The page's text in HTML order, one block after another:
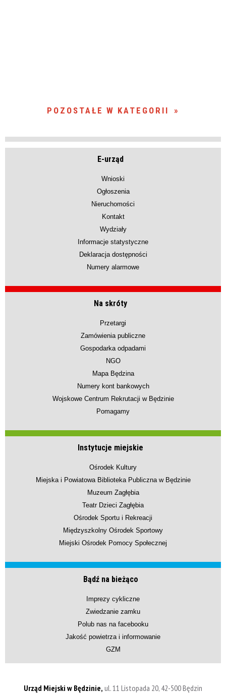
POZOSTAŁE W KATEGORII
E-urząd
Wnioski
Ogłoszenia
Nieruchomości
Kontakt
Wydziały
Informacje statystyczne
Deklaracja dostępności
Numery alarmowe
Na skróty
Przetargi
Zamówienia publiczne
Gospodarka odpadami
NGO
Mapa Będzina
Numery kont bankowych
Wojskowe Centrum Rekrutacji w Będzinie
Pomagamy
Instytucje miejskie
Ośrodek Kultury
Miejska i Powiatowa Biblioteka Publiczna w Będzinie
Muzeum Zagłębia
Teatr Dzieci Zagłębia
Ośrodek Sportu i Rekreacji
Międzyszkolny Ośrodek Sportowy
Miejski Ośrodek Pomocy Społecznej
Bądź na bieżąco
Imprezy cykliczne
Zwiedzanie zamku
Polub nas na facebooku
Jakość powietrza i informowanie
GZM
Urząd Miejski w Będzinie, ul. 11 Listopada 20, 42-500 Będzin